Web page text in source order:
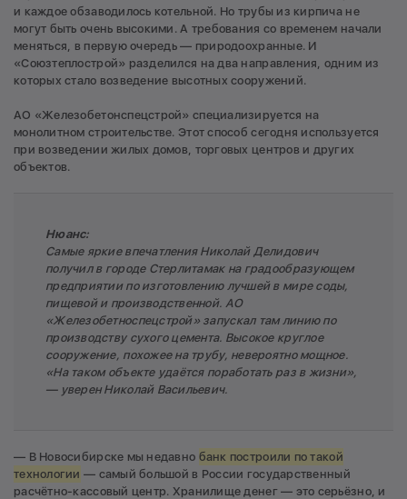
и каждое обзаводилось котельной. Но трубы из кирпича не
могут быть очень высокими. А требования со временем начали
меняться, в первую очередь — природоохранные. И
«Союзтеплострой» разделился на два направления, одним из
которых стало возведение высотных сооружений.
АО «Железобетонспецстрой» специализируется на
монолитном строительстве. Этот способ сегодня используется
при возведении жилых домов, торговых центров и других
объектов.
Нюанс:
Самые яркие впечатления Николай Делидович
получил в городе Стерлитамак на градообразующем
предприятии по изготовлению лучшей в мире соды,
пищевой и производственной. АО
«Железобетноспецстрой» запускал там линию по
производству сухого цемента. Высокое круглое
сооружение, похожее на трубу, невероятно мощное.
«На таком объекте удаётся поработать раз в жизни»,
— уверен Николай Васильевич.
— В Новосибирске мы недавно банк построили по такой
технологии — самый большой в России государственный
расчётно-кассовый центр. Хранилище денег — это серьёзно, и